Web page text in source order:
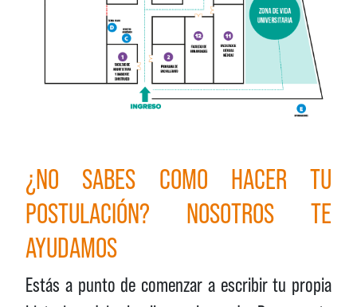
¿NO SABES COMO HACER TU
POSTULACIÓN? NOSOTROS TE
AYUDAMOS
Estás a punto de comenzar a escribir tu propia